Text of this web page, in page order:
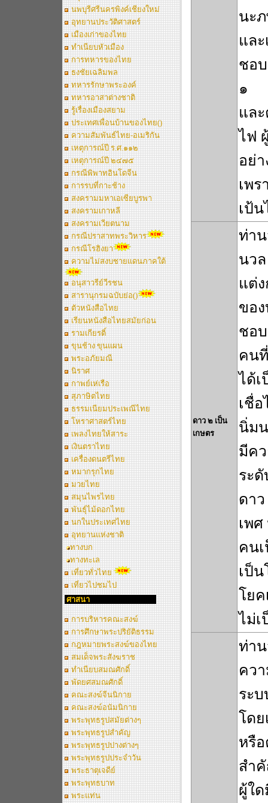
นพบุรีศรีนครพิงค์เชียงใหม่
อุทยานประวัติศาสตร์
เมืองเก่าของไทย
ทำเนียบหัวเมือง
การทหารของไทย
ธงชัยเฉลิมพล
ทหารรักษาพระองค์
ทหารอาสาต่างชาติ
รู้เรื่องเมืองสยาม
ประเทศเพื่อนบ้านของไทย()
ความสัมพันธ์ไทย-อเมริกัน
เหตุการณ์ปี ร.ศ.๑๑๒
เหตุการณ์ปี ๒๔๗๕
กรณีพิพาทอินโดจีน
การรบที่กาะช้าง
สงครามมหาเอเซียบูรพา
สงครามเกาหลี
สงครามเวียตนาม
กรณีปราสาทพระวิหาร
กรณีโรฮิงยา
ความไม่สงบชายแดนภาคใต้
อนุสาวรีย์วีรชน
สารานุกรมฉบับย่อ()
ตัวหนังสือไทย
เรียนหนังสือไทยสมัยก่อน
รามเกียรติ์
ขุนช้าง ขุนแผน
พระอภัยมณี
นิราศ
กาพย์เห่เรือ
สุภาษิตไทย
ธรรมเนียมประเพณีไทย
โหราศาสตร์ไทย
เพลงไทยให้สาระ
เงินตราไทย
เครื่องดนตรีไทย
หมากรุกไทย
มวยไทย
สมุนไพรไทย
พันธุ์ไม้ดอกไทย
นกในประเทศไทย
อุทยานแห่งชาติ
ทางบก
ทางทะเล
เที่ยวทั่วไทย
เที่ยวไปชมไป
ศาสนา
การบริหารคณะสงฆ์
การศึกษาพระปริยัติธรรม
กฎหมายพระสงฆ์ของไทย
สมเด็จพระสังฆราช
ทำเนียบสมณศักดิ์
พัดยศสมณศักดิ์
คณะสงฆ์จีนนิกาย
คณะสงฆ์อนัมนิกาย
พระพุทธรูปสมัยต่างๆ
พระพุทธรูปสำคัญ
พระพุทธรูปปางต่างๆ
พระพุทธรูปประจำวัน
พระธาตุเจดีย์
พระพุทธบาท
พระแท่น
นะ
แล
ชอ
๑
แล
ไฟ
อย่
เพ
เป้
ดาว ๒ เป็น
เกษตร
ท่า
นว
แต่
ขอ
ชอ
คน
ได้เ
เชื่
นิ่ม
มีค
ระ
ดา
เพ
คน
เป็
โย
ไม่เ
ท่า
คว
ระ
โด
หรื
สำ
ผู้ใ